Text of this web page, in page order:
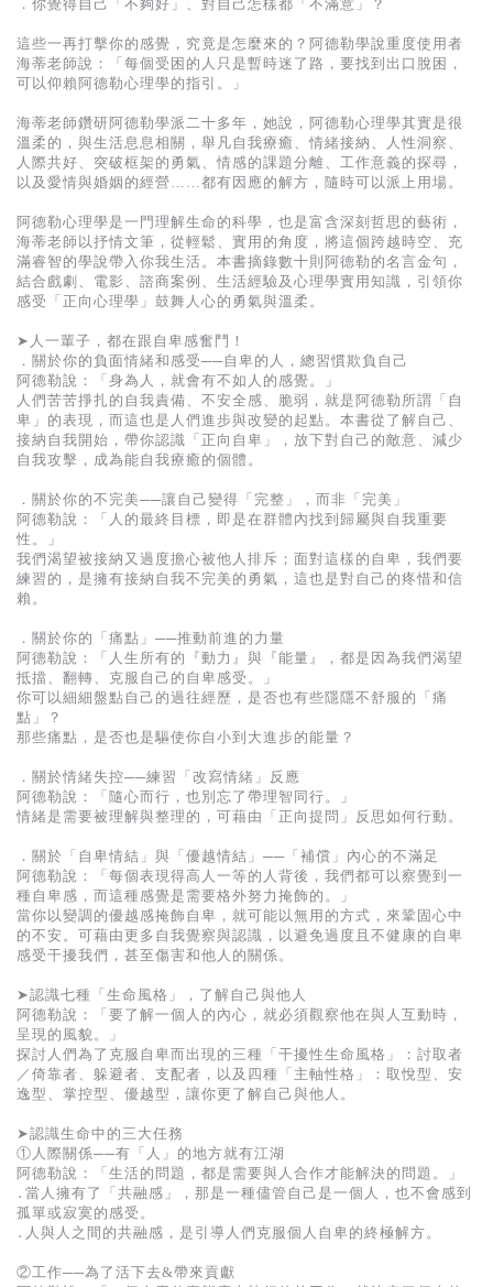
．你覺得自己「不夠好」、對自己怎樣都「不滿意」？
這些一再打擊你的感覺，究竟是怎麼來的？阿德勒學說重度使用者
海蒂老師說：「每個受困的人只是暫時迷了路，要找到出口脫困，
可以仰賴阿德勒心理學的指引。」
海蒂老師鑽研阿德勒學派二十多年，她說，阿德勒心理學其實是很
溫柔的，與生活息息相關，舉凡自我療癒、情緒接納、人性洞察、
人際共好、突破框架的勇氣、情感的課題分離、工作意義的探尋，
以及愛情與婚姻的經營……都有因應的解方，隨時可以派上用場。
阿德勒心理學是一門理解生命的科學，也是富含深刻哲思的藝術，
海蒂老師以抒情文筆，從輕鬆、實用的角度，將這個跨越時空、充
滿睿智的學說帶入你我生活。本書摘錄數十則阿德勒的名言金句，
結合戲劇、電影、諮商案例、生活經驗及心理學實用知識，引領你
感受「正向心理學」鼓舞人心的勇氣與溫柔。
➤人一輩子，都在跟自卑感奮鬥！
．關於你的負面情緒和感受──自卑的人，總習慣欺負自己
阿德勒說：「身為人，就會有不如人的感覺。」
人們苦苦掙扎的自我責備、不安全感、脆弱，就是阿德勒所謂「自
卑」的表現，而這也是人們進步與改變的起點。本書從了解自己、
接納自我開始，帶你認識「正向自卑」，放下對自己的敵意、減少
自我攻擊，成為能自我療癒的個體。
．關於你的不完美──讓自己變得「完整」，而非「完美」
阿德勒說：「人的最終目標，即是在群體內找到歸屬與自我重要
性。」
我們渴望被接納又過度擔心被他人排斥；面對這樣的自卑，我們要
練習的，是擁有接納自我不完美的勇氣，這也是對自己的疼惜和信
賴。
．關於你的「痛點」──推動前進的力量
阿德勒說：「人生所有的『動力』與『能量』，都是因為我們渴望
抵擋、翻轉、克服自己的自卑感受。」
你可以細細盤點自己的過往經歷，是否也有些隱隱不舒服的「痛
點」？
那些痛點，是否也是驅使你自小到大進步的能量？
．關於情緒失控──練習「改寫情緒」反應
阿德勒說：「隨心而行，也別忘了帶理智同行。」
情緒是需要被理解與整理的，可藉由「正向提問」反思如何行動。
．關於「自卑情結」與「優越情結」──「補償」內心的不滿足
阿德勒說：「每個表現得高人一等的人背後，我們都可以察覺到一
種自卑感，而這種感覺是需要格外努力掩飾的。」
當你以變調的優越感掩飾自卑，就可能以無用的方式，來鞏固心中
的不安。可藉由更多自我覺察與認識，以避免過度且不健康的自卑
感受干擾我們，甚至傷害和他人的關係。
➤認識七種「生命風格」，了解自己與他人
阿德勒說：「要了解一個人的內心，就必須觀察他在與人互動時，
呈現的風貌。」
探討人們為了克服自卑而出現的三種「干擾性生命風格」：討取者
／倚靠者、躲避者、支配者，以及四種「主軸性格」：取悅型、安
逸型、掌控型、優越型，讓你更了解自己與他人。
➤認識生命中的三大任務
①人際關係──有「人」的地方就有江湖
阿德勒說：「生活的問題，都是需要與人合作才能解決的問題。」
․當人擁有了「共融感」，那是一種儘管自己是一個人，也不會感到
孤單或寂寞的感受。
․人與人之間的共融感，是引導人們克服個人自卑的終極解方。
②工作──為了活下去&帶來貢獻